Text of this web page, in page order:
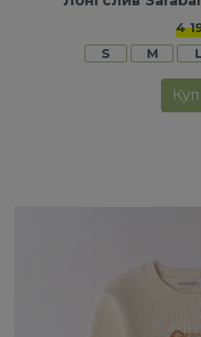
4
S
M L